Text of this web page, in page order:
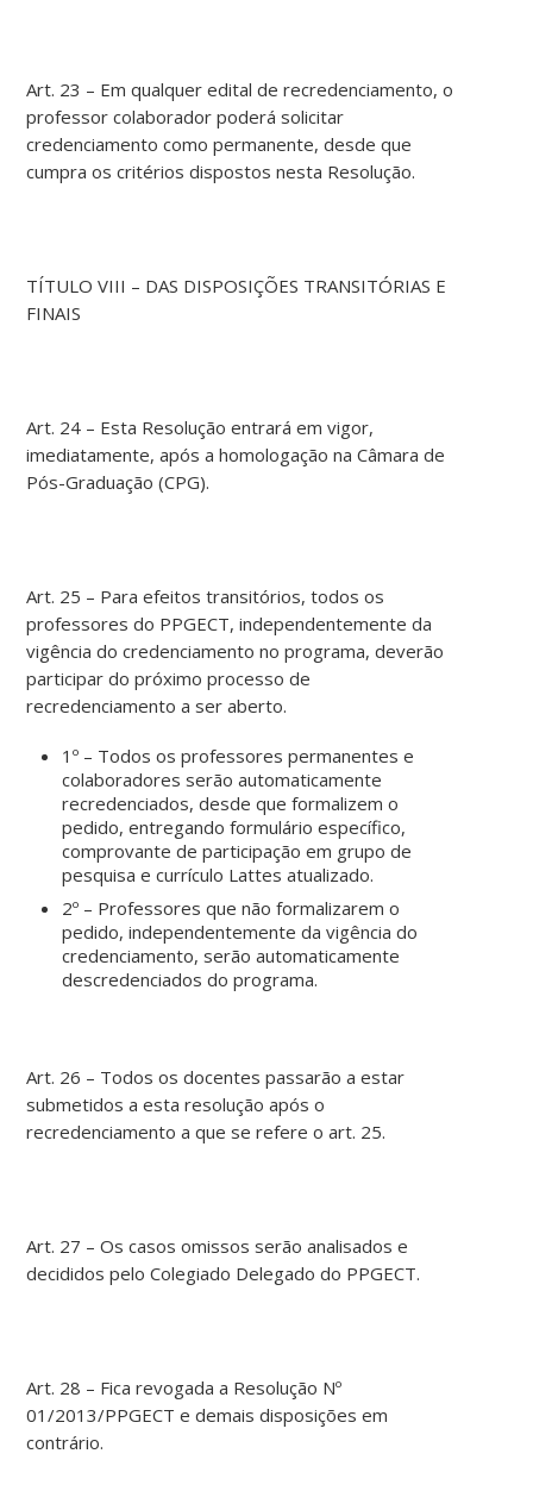
Art. 23 – Em qualquer edital de recredenciamento, o
professor colaborador poderá solicitar
credenciamento como permanente, desde que
cumpra os critérios dispostos nesta Resolução.
TÍTULO VIII – DAS DISPOSIÇÕES TRANSITÓRIAS E
FINAIS
Art. 24 – Esta Resolução entrará em vigor,
imediatamente, após a homologação na Câmara de
Pós-Graduação (CPG).
Art. 25 – Para efeitos transitórios, todos os
professores do PPGECT, independentemente da
vigência do credenciamento no programa, deverão
participar do próximo processo de
recredenciamento a ser aberto.
1º – Todos os professores permanentes e
colaboradores serão automaticamente
recredenciados, desde que formalizem o
pedido, entregando formulário específico,
comprovante de participação em grupo de
pesquisa e currículo Lattes atualizado.
2º – Professores que não formalizarem o
pedido, independentemente da vigência do
credenciamento, serão automaticamente
descredenciados do programa.
Art. 26 – Todos os docentes passarão a estar
submetidos a esta resolução após o
recredenciamento a que se refere o art. 25.
Art. 27 – Os casos omissos serão analisados e
decididos pelo Colegiado Delegado do PPGECT.
Art. 28 – Fica revogada a Resolução Nº
01/2013/PPGECT e demais disposições em
contrário.